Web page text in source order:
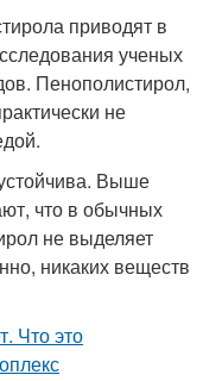
приводят в
ученых
Пенополистирол,
не
Выше
что в обычных
не выделяет
никаких веществ